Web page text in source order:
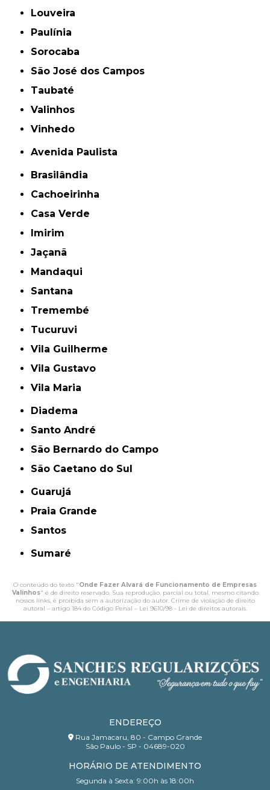
Louveira
Paulínia
Sorocaba
São José dos Campos
Taubaté
Valinhos
Vinhedo
Avenida Paulista
Brasilândia
Cachoeirinha
Casa Verde
Imirim
Jaçanã
Mandaqui
Santana
Tremembé
Tucuruvi
Vila Guilherme
Vila Gustavo
Vila Maria
Diadema
Santo André
São Bernardo do Campo
São Caetano do Sul
Guarujá
Praia Grande
Santos
Sumaré
O conteúdo do texto "Onde Fazer Alvará de Funcionamento de Empresas
Valinhos" é de direito reservado. Sua reprodução, parcial ou total, mesmo citando
nossos links, é proibida sem a autorização do autor. Crime de violação de direito
autoral – artigo 184 do Código Penal – Lei 9610/98 - Lei de direitos autorais.
ENDEREÇO
Rua Jamacaru, 80 - Campo Grande
São Paulo - SP - 04689-020
HORÁRIO DE ATENDIMENTO
Segunda à Sexta: 9:00h às 18:00h